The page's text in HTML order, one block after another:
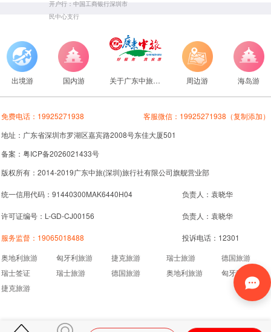
开户行：中国工商银行深圳市
民中心支行
出境游 国内游 关于广东中旅旅行社 周边游 海岛游
免费电话： 19925271938 客服微信： 19925271938 （复制添加）
地址：广东省深圳市罗湖区嘉宾路2008号东佳大厦501
备案：粤ICP备2026021433号
版权所有：2014-2019广东中旅(深圳)旅行社有限公司旗舰营业部
统一信用代码：91440300MAK6440H04 负责人：袁晓华
许可证编号：L-GD-CJ00156 负责人：袁晓华
服务监督： 19065018488
投诉电话：12301
奥地利旅游
匈牙利旅游 捷克旅游 瑞士旅游
德国旅游
瑞士签证
瑞士旅游 德国旅游 奥地利旅游
匈牙利旅游
捷克旅游